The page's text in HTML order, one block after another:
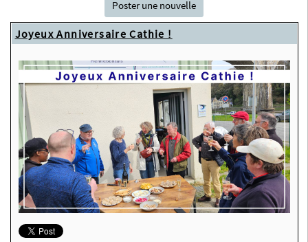
Poster une nouvelle
Joyeux Anniversaire Cathie !